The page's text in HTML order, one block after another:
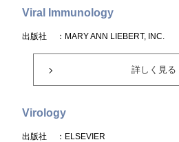
Viral Immunology
出版社 ：MARY ANN LIEBERT, INC.
詳しく見る
Virology
出版社 ：ELSEVIER